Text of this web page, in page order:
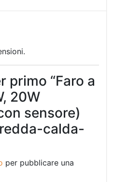
primo “Faro a
20W
sensore)
calda-
per pubblicare una